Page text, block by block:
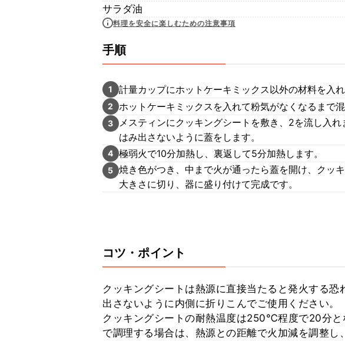
サラダ油
料理を安全に楽しむための注意事項
手順
1 計量カップにホットケーキミックス以外の材料を入れ
2 ホットケーキミックスを入れて粉気がなくなるまで混
3
メスティンにクッキングシートを敷き、2を流し入れ
はみ出さないように蓋をします。
4 極弱火で10分加熱し、裏返して5分加熱します。
5 焼き色がつき、中まで火が通ったら蓋を開け、クッ
大きさに切り、器に盛り付けて完成です。
コツ・ポイント
クッキングシートは熱源に直接当たると発火する
出さないように内側に折りこんでご使用ください。
クッキングシートの耐熱温度は250℃程度で20分と
で調理する場合は、熱源との距離で火加減を調整